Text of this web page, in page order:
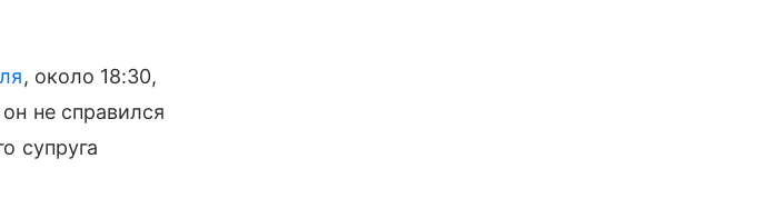
, около 18:30,
не справился
супруга